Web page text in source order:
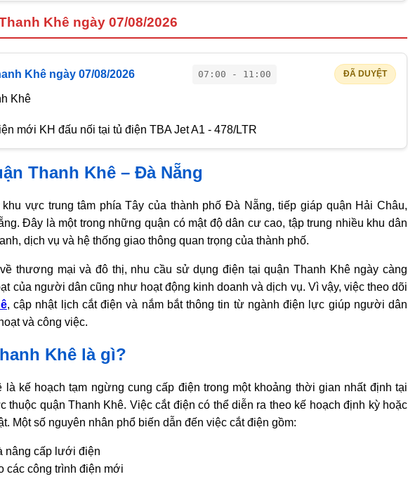
Khê ngày 07/08/2026
Khê ngày 07/08/2026 07:00 - 11:00 ĐÃ DUYỆT
Khê
mới KH đấu nối tại tủ điện TBA Jet A1 - 478/LTR
Thanh Khê – Đà Nẵng
vực trung tâm phía Tây của thành phố Đà Nẵng, tiếp giáp quận Hải Châu,
Đây là một trong những quận có mật độ dân cư cao, tập trung nhiều khu dân
dịch vụ và hệ thống giao thông quan trọng của thành phố.
thương mại và đô thị, nhu cầu sử dụng điện tại quận Thanh Khê ngày càng
của người dân cũng như hoạt động kinh doanh và dịch vụ. Vì vậy, việc theo dõi
, cập nhật lịch cắt điện và nắm bắt thông tin từ ngành điện lực giúp người dân
và công việc.
Khê là gì?
là kế hoạch tạm ngừng cung cấp điện trong một khoảng thời gian nhất định tại
thuộc quận Thanh Khê. Việc cắt điện có thể diễn ra theo kế hoạch định kỳ hoặc
Một số nguyên nhân phổ biến dẫn đến việc cắt điện gồm:
nâng cấp lưới điện
các công trình điện mới